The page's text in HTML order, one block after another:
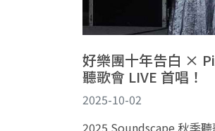
好樂團十年告白 ×
聽歌會 LIVE 首唱！
2025-10-02
2025 Soundscape 秋季